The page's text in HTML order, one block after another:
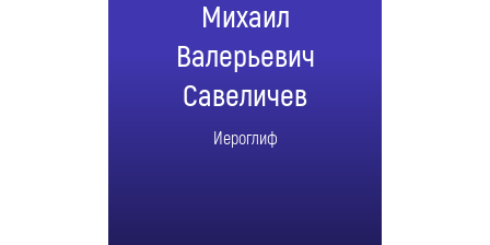
Михаил
Валерьевич
Савеличев
Иероглиф